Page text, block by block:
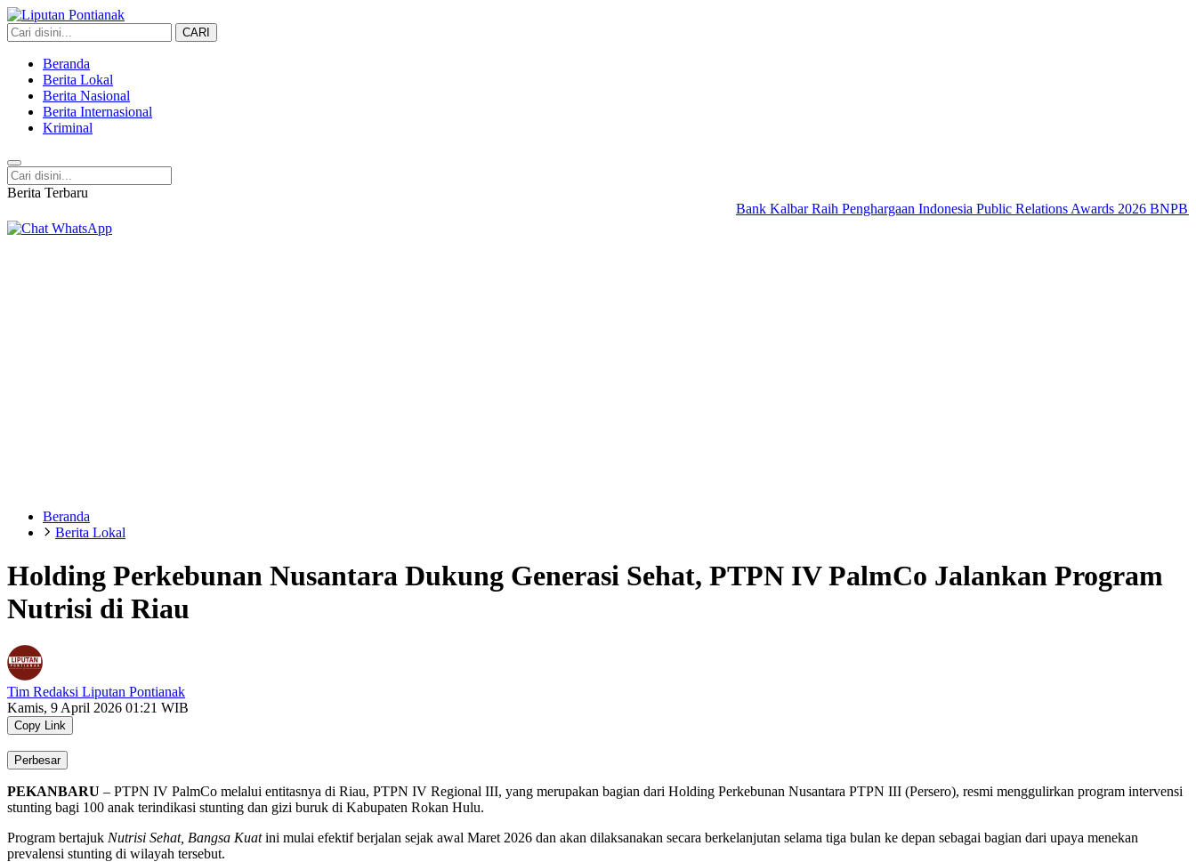
Liputan Pontianak
Berita Terkini dan TerUpdate
CARI
Beranda
Berita Lokal
Berita Nasional
Berita Internasional
Kriminal
Berita Terbaru
Bank Kalbar Raih Penghargaan Indonesia Public Relations Awards 2026 BNPB: Kalbar
Beranda
Berita Lokal
Holding Perkebunan Nusantara Dukung Generasi Sehat, PTPN IV PalmCo Jalankan Program
Nutrisi di Riau
Tim Redaksi Liputan Pontianak
Kamis, 9 April 2026 01:21 WIB
Copy Link
Perbesar
PEKANBARU – PTPN IV PalmCo melalui entitasnya di Riau, PTPN IV Regional III, yang merupakan bagian dari Holding Perkebunan Nusantara PTPN III (Persero), resmi menggulirkan program intervensi
stunting bagi 100 anak terindikasi stunting dan gizi buruk di Kabupaten Rokan Hulu.
Program bertajuk Nutrisi Sehat, Bangsa Kuatini mulai efektif berjalan sejak awal Maret 2026 dan akan dilaksanakan secara berkelanjutan selama tiga bulan ke depan sebagai bagian dari upaya menekan
prevalensi stunting di wilayah tersebut.